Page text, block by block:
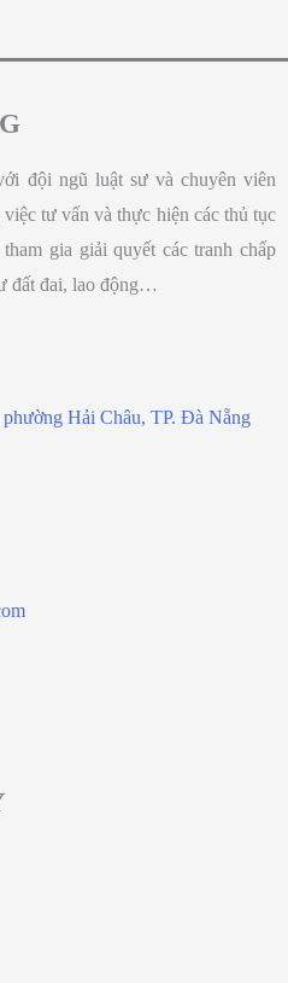
đội ngũ luật sư và chuyên viên
tư vấn và thực hiện các thủ tục
gia giải quyết các tranh chấp
đất đai, lao động…
Hải Châu, TP. Đà Nẵng